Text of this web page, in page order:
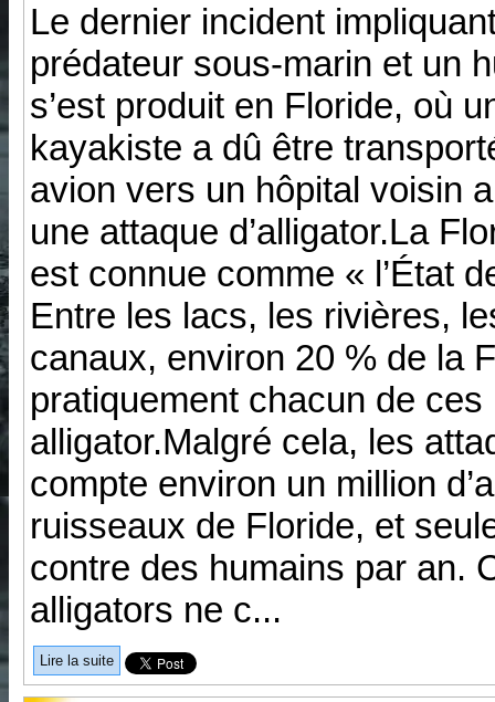
Le dernier incident
prédateur sous-marin et un
s’est produit en Floride, où
kayakiste a dû être
avion vers un hôpital voisin
une attaque d’alligator.La
est connue comme « l’État
Entre les lacs, les rivières,
canaux, environ 20 % de la
pratiquement chacun de ces
alligator.Malgré cela, les
compte environ un million
ruisseaux de Floride, et
contre des humains par an.
alligators ne c...
Lire la suite